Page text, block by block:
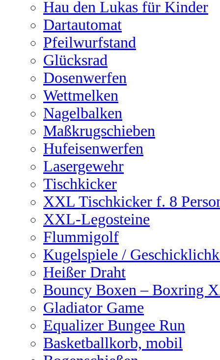
Hau den Lukas für Kinder
Dartautomat
Pfeilwurfstand
Glücksrad
Dosenwerfen
Wettmelken
Nagelbalken
Maßkrugschieben
Hufeisenwerfen
Lasergewehr
Tischkicker
XXL Tischkicker f. 8
XXL-Legosteine
Flummigolf
Kugelspiele /
Heißer Draht
Bouncy Boxen – Boxring
Gladiator Game
Equalizer Bungee Run
Basketballkorb, mobil